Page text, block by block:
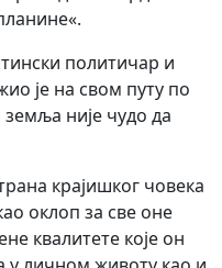
политичар и
је на свом путу по
није чудо да
крајишког човека
оклоп за све оне
квалитете које он